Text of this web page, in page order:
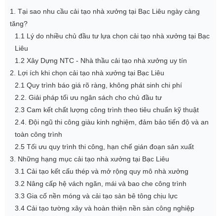
1. Tại sao nhu cầu cải tạo nhà xưởng tại Bạc Liêu ngày càng
tăng?
1.1 Lý do nhiều chủ đầu tư lựa chọn cải tạo nhà xưởng tại Bạc
Liêu
1.2 Xây Dựng NTC - Nhà thầu cải tạo nhà xưởng uy tín
2. Lợi ích khi chọn cải tạo nhà xưởng tại Bạc Liêu
2.1 Quy trình báo giá rõ ràng, không phát sinh chi phí
2.2. Giải pháp tối ưu ngân sách cho chủ đầu tư
2.3 Cam kết chất lượng công trình theo tiêu chuẩn kỹ thuật
2.4. Đội ngũ thi công giàu kinh nghiệm, đảm bảo tiến độ và an
toàn công trình
2.5 Tối ưu quy trình thi công, hạn chế gián đoạn sản xuất
3. Những hạng mục cải tạo nhà xưởng tại Bạc Liêu
3.1 Cải tạo kết cấu thép và mở rộng quy mô nhà xưởng
3.2 Nâng cấp hệ vách ngăn, mái và bao che công trình
3.3 Gia cố nền móng và cải tạo sàn bê tông chịu lực
3.4 Cải tạo tường xây và hoàn thiện nền sàn công nghiệp